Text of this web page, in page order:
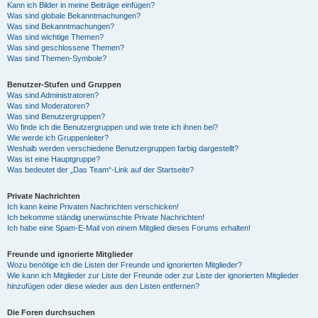
Kann ich Bilder in meine Beiträge einfügen?
Was sind globale Bekanntmachungen?
Was sind Bekanntmachungen?
Was sind wichtige Themen?
Was sind geschlossene Themen?
Was sind Themen-Symbole?
Benutzer-Stufen und Gruppen
Was sind Administratoren?
Was sind Moderatoren?
Was sind Benutzergruppen?
Wo finde ich die Benutzergruppen und wie trete ich ihnen bei?
Wie werde ich Gruppenleiter?
Weshalb werden verschiedene Benutzergruppen farbig dargestellt?
Was ist eine Hauptgruppe?
Was bedeutet der „Das Team“-Link auf der Startseite?
Private Nachrichten
Ich kann keine Privaten Nachrichten verschicken!
Ich bekomme ständig unerwünschte Private Nachrichten!
Ich habe eine Spam-E-Mail von einem Mitglied dieses Forums erhalten!
Freunde und ignorierte Mitglieder
Wozu benötige ich die Listen der Freunde und ignorierten Mitglieder?
Wie kann ich Mitglieder zur Liste der Freunde oder zur Liste der ignorierten Mitglieder
hinzufügen oder diese wieder aus den Listen entfernen?
Die Foren durchsuchen